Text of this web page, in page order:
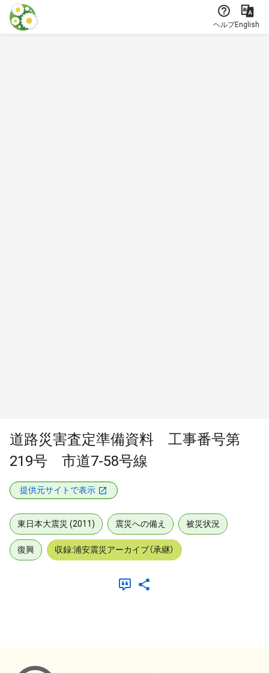
本文に飛ぶ
ヘルプEnglish
道路災害査定準備資料 工事番号第
219号 市道7-58号線
提供元サイトで表示
東日本大震災 (2011) 震災への備え 被災状況
復興 収録:浦安震災アーカイブ（承継）